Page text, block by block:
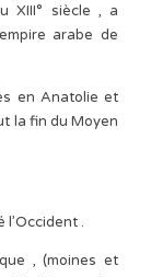
XIII° siècle , a
arabe de
en Anatolie et
la fin du Moyen
.
, (moines et